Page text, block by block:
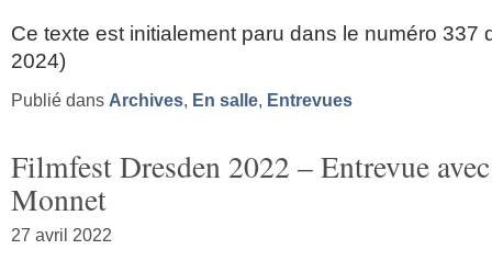
Ce texte est initialement paru dans le numéro 337
2024)
Publié dans Archives, En salle, Entrevues
Filmfest Dresden 2022 – Entrevue
Monnet
27 avril 2022